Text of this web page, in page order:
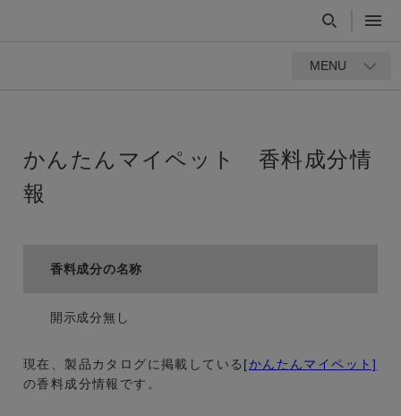
MENU
かんたんマイペット 香料成分情
報
香料成分の名称
開示成分無し
現在、製品カタログに掲載している [かんたんマイペット]
の香料成分情報です。